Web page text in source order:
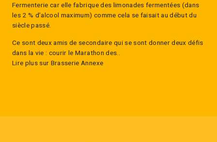
Fermenterie car elle fabrique des limonades fermentées (dans
les 2 % d’alcool maximum) comme cela se faisait au début du
siècle passé.
Ce sont deux amis de secondaire qui se sont donner deux défis
dans la vie : courir le Marathon des..
Lire plus sur Brasserie Annexe